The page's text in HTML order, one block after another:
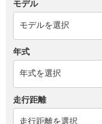
モデル
年式
走行距離